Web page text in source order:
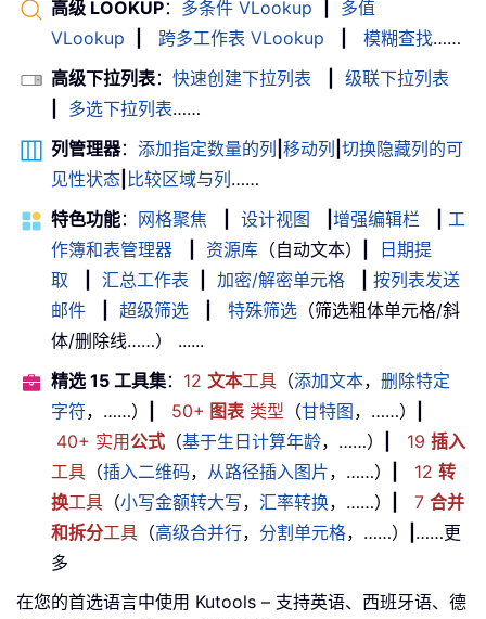
高级 LOOKUP： 多条件 VLookup
多值
VLookup
跨多工作表 VLookup 模糊查找……
高级下拉列表： 快速创建下拉列表
级联下拉列表
多选下拉列表……
列管理器： 添加指定数量的列 移动列 切换隐藏列的可
见性状态 比较区域与列……
特色功能： 网格聚焦 设计视图 增强编辑栏
工
作簿和表管理器
资源库 （自动文本）
日期提
取
汇总工作表 加密/解密单元格
按列表发送
邮件
超级筛选 特殊筛选 （筛选粗体单元格/斜
体/删除线……） ......
精选 15 工具集： 12 文本工具 （添加文本， 删除特定
字符，……） 50+ 图表 类型 （甘特图，……）
40+ 实用公式 （基于生日计算年龄，……） 19 插入
工具 （插入二维码， 从路径插入图片，……） 12 转
换工具 （小写金额转大写， 汇率转换，……） 7 合并
和拆分工具 （高级合并行， 分割单元格，……）
……更
多
在您的首选语言中使用 Kutools – 支持英语、西班牙语、德